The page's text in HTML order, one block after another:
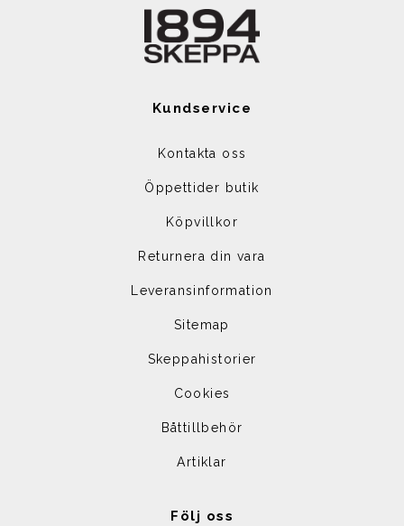
Kundservice
Kontakta oss
Öppettider butik
Köpvillkor
Returnera din vara
Leveransinformation
Sitemap
Skeppahistorier
Cookies
Båttillbehör
Artiklar
Följ oss